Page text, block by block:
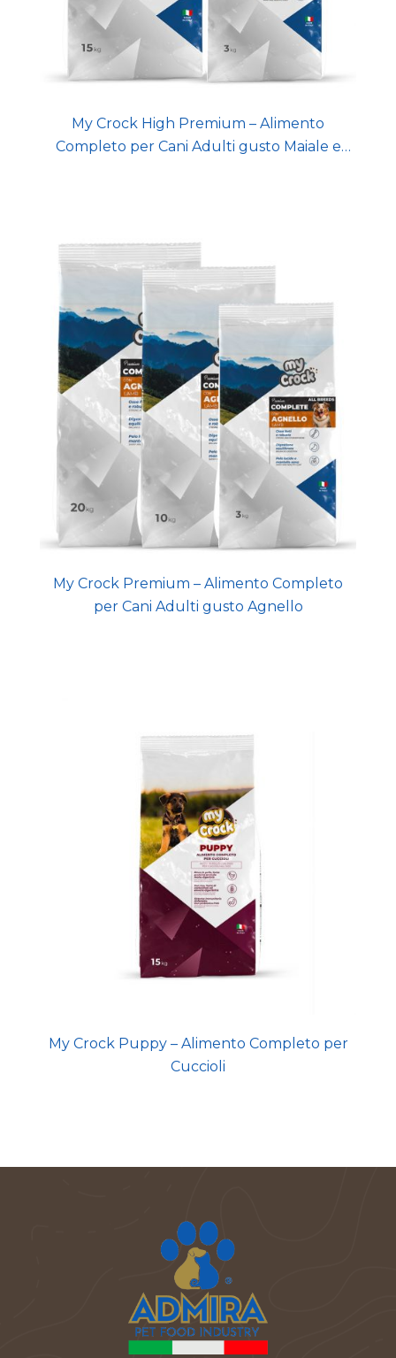
My Crock High Premium – Alimento
Completo per Cani Adulti gusto Maiale e
My Crock Premium – Alimento Completo
per Cani Adulti gusto Agnello
My Crock Puppy – Alimento Completo per
Cuccioli